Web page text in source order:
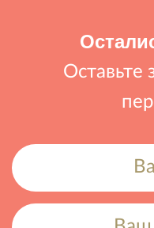
Оставьте